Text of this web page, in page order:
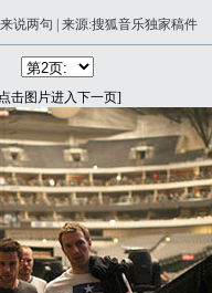
说两句 | 来源:搜狐音乐独家稿件
击图片进入下一页]